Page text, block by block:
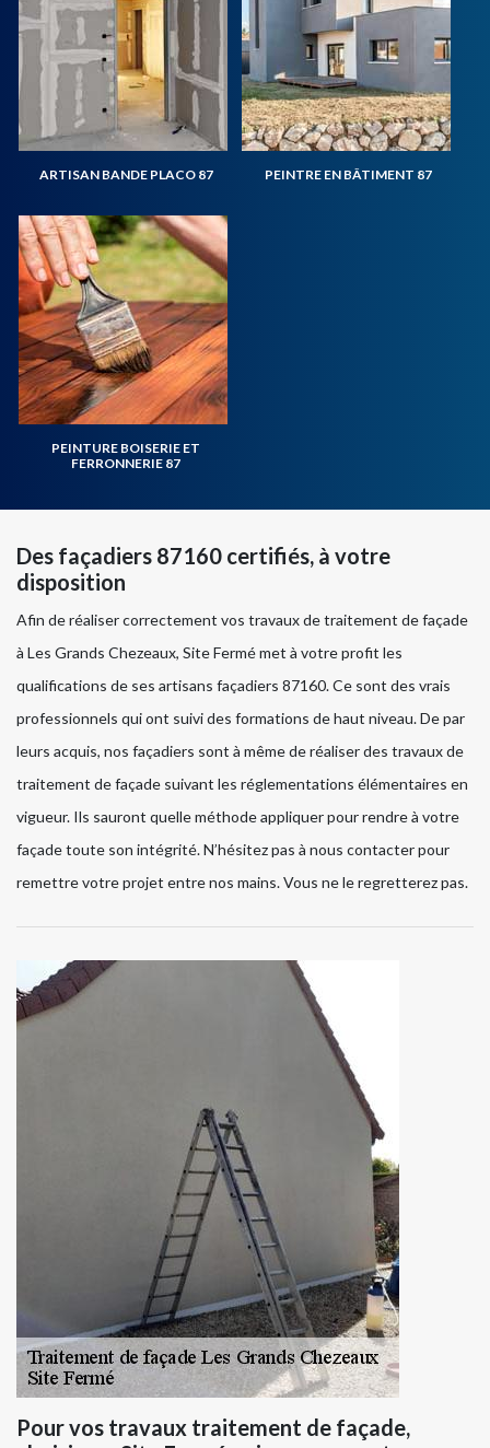
ARTISAN BANDE PLACO 87 PEINTRE EN BÂTIMENT 87
PEINTURE BOISERIE ET
FERRONNERIE 87
Des façadiers 87160 certifiés, à votre
disposition
Afin de réaliser correctement vos travaux de traitement de façade
à Les Grands Chezeaux, Site Fermé met à votre profit les
qualifications de ses artisans façadiers 87160. Ce sont des vrais
professionnels qui ont suivi des formations de haut niveau. De par
leurs acquis, nos façadiers sont à même de réaliser des travaux de
traitement de façade suivant les réglementations élémentaires en
vigueur. Ils sauront quelle méthode appliquer pour rendre à votre
façade toute son intégrité. N’hésitez pas à nous contacter pour
remettre votre projet entre nos mains. Vous ne le regretterez pas.
Pour vos travaux traitement de façade,